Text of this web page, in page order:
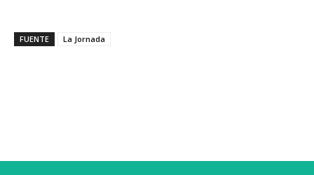
FUENTE La Jornada